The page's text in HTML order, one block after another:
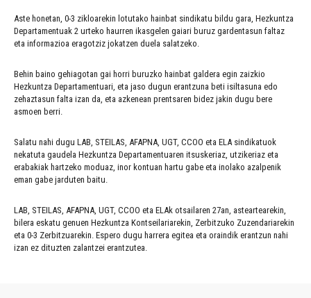
Aste honetan, 0-3 zikloarekin lotutako hainbat sindikatu bildu gara, Hezkuntza
Departamentuak 2 urteko haurren ikasgelen gaiari buruz gardentasun faltaz
eta informazioa eragotziz jokatzen duela salatzeko.
Behin baino gehiagotan gai horri buruzko hainbat galdera egin zaizkio
Hezkuntza Departamentuari, eta jaso dugun erantzuna beti isiltasuna edo
zehaztasun falta izan da, eta azkenean prentsaren bidez jakin dugu bere
asmoen berri.
Salatu nahi dugu LAB, STEILAS, AFAPNA, UGT, CCOO eta ELA sindikatuok
nekatuta gaudela Hezkuntza Departamentuaren itsuskeriaz, utzikeriaz eta
erabakiak hartzeko moduaz, inor kontuan hartu gabe eta inolako azalpenik
eman gabe jarduten baitu.
LAB, STEILAS, AFAPNA, UGT, CCOO eta ELAk otsailaren 27an, asteartearekin,
bilera eskatu genuen Hezkuntza Kontseilariarekin, Zerbitzuko Zuzendariarekin
eta 0-3 Zerbitzuarekin. Espero dugu harrera egitea eta oraindik erantzun nahi
izan ez dituzten zalantzei erantzutea.